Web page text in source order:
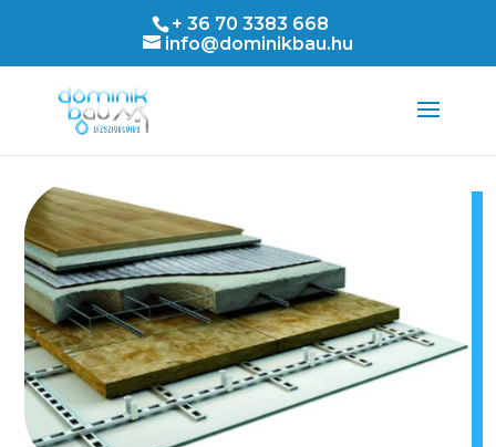
+ 36 70 3383 668
info@dominikbau.hu